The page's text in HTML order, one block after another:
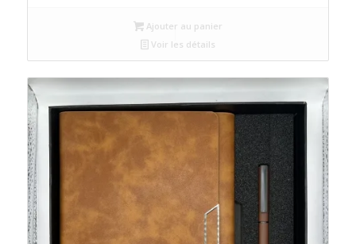
Ajouter au panier
Voir les détails